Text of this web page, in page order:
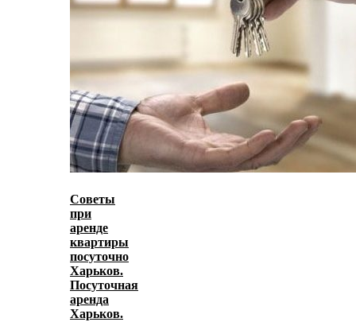
Советы
при
аренде
квартиры
посуточно
Харьков.
Посуточная
аренда
Харьков.